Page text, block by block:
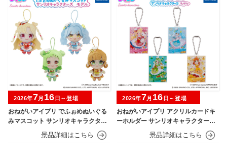
おねがいアイプリ でふぉめぬいぐる
みマスコット サンリオキャラクター
2026年7月 16 日～登場
おねがいアイプリ アクリルカードキ
ーホルダー サンリオキャラクターズ
2026年7月 16 日～登場